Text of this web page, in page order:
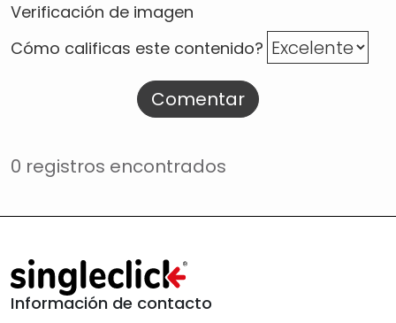
Verificación de imagen
Cómo calificas este contenido?
Comentar
0 registros encontrados
Información de contacto